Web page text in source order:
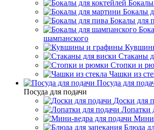
Бокалы
Бокалы
Бокалы для
шампанского
Стаканы
Стопки и
Чашки из
Посуда для
Посуда для подачи
Доски для
Лопатки
Блюда